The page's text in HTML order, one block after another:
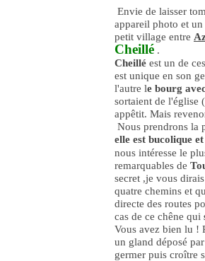
Envie de laisser
appareil photo et
petit village entre
Cheillé .
Cheillé est un de
est unique en son
l'autre le bourg
sortaient de l'église
appêtit. Mais
Nous prendrons la
elle est bucolique
nous intéresse le
remarquables de
secret ,je vous
quatre chemins et
directe des routes
cas de ce chêne qui
Vous avez bien lu !
un gland déposé
germer puis croître